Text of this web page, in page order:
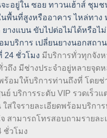
ะอยู่ใน ซอย ทาวนเฮ้าส์ ชุม
พื้นที่สูงหรืออาคาร ไหล่ทาง
ยางแบน ขับไปต่อไม่ได้หรือไ
มบริการ เปลี่ยนยางนอกสถา
24 ชั่วโมง มีบริการทั่วทุกจัง
ถึง มีช่างประจำอยู่หลายจุด
ร้อมให้บริการท่านถึงที่ โดย
ย์ บริการระดับ VIP รวดเร็วแ
ส่ใจรายละเอียดพร้อมบริกา
สามารถโทรสอบถามรายละ
ชั่วโมง